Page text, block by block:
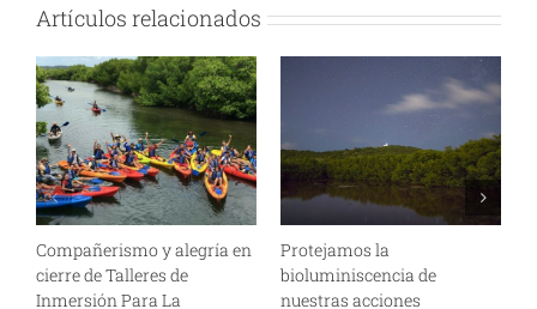
Artículos relacionados
Compañerismo y alegría en
cierre de Talleres de
Inmersión Para La
Protejamos la
bioluminiscencia de
nuestras acciones